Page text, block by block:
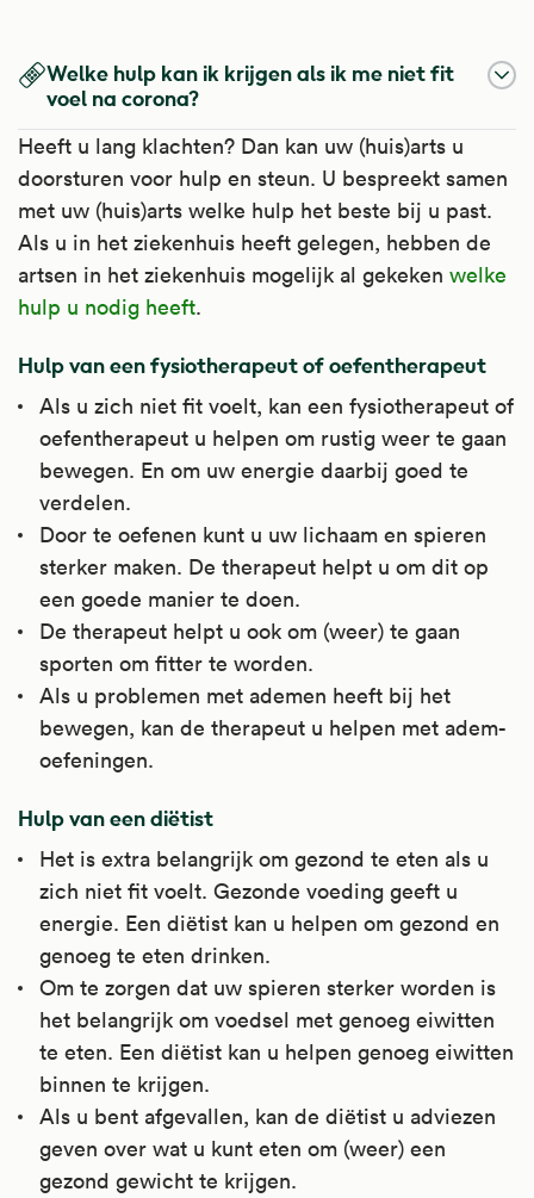
Welke hulp kan ik krijgen als ik me niet fit
voel na corona?
Heeft u lang klachten? Dan kan uw (huis)arts u
doorsturen voor hulp en steun. U bespreekt samen
met uw (huis)arts welke hulp het beste bij u past.
Als u in het ziekenhuis heeft gelegen, hebben de
artsen in het ziekenhuis mogelijk al gekeken welke
hulp u nodig heeft.
Hulp van een fysiotherapeut of oefentherapeut
Als u zich niet fit voelt, kan een fysiotherapeut of
oefentherapeut u helpen om rustig weer te gaan
bewegen. En om uw energie daarbij goed te
verdelen.
Door te oefenen kunt u uw lichaam en spieren
sterker maken. De therapeut helpt u om dit op
een goede manier te doen.
De therapeut helpt u ook om (weer) te gaan
sporten om fitter te worden.
Als u problemen met ademen heeft bij het
bewegen, kan de therapeut u helpen met adem-
oefeningen.
Hulp van een diëtist
Het is extra belangrijk om gezond te eten als u
zich niet fit voelt. Gezonde voeding geeft u
energie. Een diëtist kan u helpen om gezond en
genoeg te eten drinken.
Om te zorgen dat uw spieren sterker worden is
het belangrijk om voedsel met genoeg eiwitten
te eten. Een diëtist kan u helpen genoeg eiwitten
binnen te krijgen.
Als u bent afgevallen, kan de diëtist u adviezen
geven over wat u kunt eten om (weer) een
gezond gewicht te krijgen.